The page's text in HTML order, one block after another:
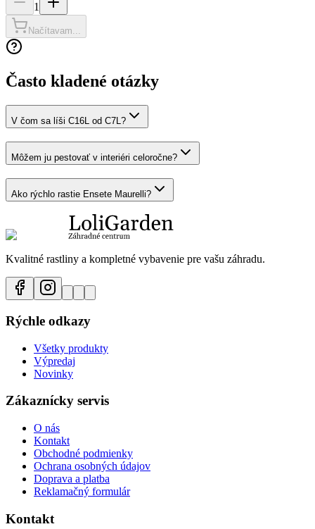
1
Načítavam...
Často kladené otázky
V čom sa líši C16L od C7L?
Môžem ju pestovať v interiéri celoročne?
Ako rýchlo rastie Ensete Maurelli?
Kvalitné rastliny a kompletné vybavenie pre vašu záhradu.
Rýchle odkazy
Všetky produkty
Výpredaj
Novinky
Zákaznícky servis
O nás
Kontakt
Obchodné podmienky
Ochrana osobných údajov
Doprava a platba
Reklamačný formulár
Kontakt